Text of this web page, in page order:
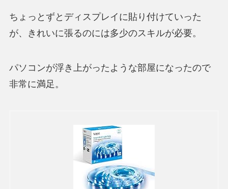
ちょっとずとディスプレイに貼り付けていった
が、きれいに張るのには多少のスキルが必要。
パソコンが浮き上がったような部屋になったので
非常に満足。